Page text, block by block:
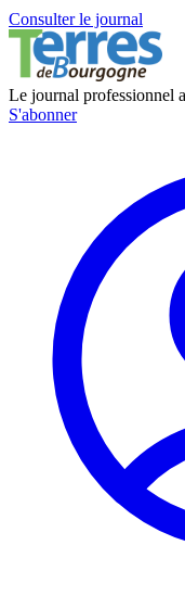
Consulter le journal
Le journal professionnel
S'abonner